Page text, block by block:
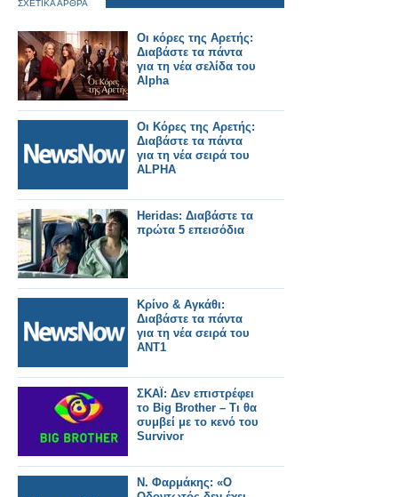
ΣΧΕΤΙΚΑ ΑΡΘΡΑ
Οι κόρες της Αρετής:
Διαβάστε τα πάντα
για τη νέα σελίδα του
Alpha
Οι Κόρες της Αρετής:
Διαβάστε τα πάντα
για τη νέα σειρά του
ALPHA
Heridas: Διαβάστε τα
πρώτα 5 επεισόδια
Κρίνο & Αγκάθι:
Διαβάστε τα πάντα
για τη νέα σειρά του
ΑΝΤ1
ΣΚΑΪ: Δεν επιστρέφει
το Big Brother – Τι θα
συμβεί με το κενό του
Survivor
Ν. Φαρμάκης: «Ο